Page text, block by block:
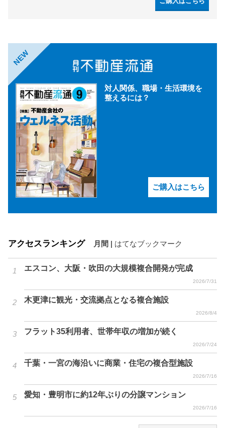
NEW
対人関係、職場・生活環境を
整えるには？
ご購入はこちら
アクセスランキング 月間 はてなブックマーク
エスコン、大阪・吹田の大規模複合開発が完成
2026/7/31
木更津に観光・交流拠点となる複合施設
2026/8/4
フラット35利用者、世帯年収の増加が続く
2026/7/24
千葉・一宮の海沿いに商業・住宅の複合型施設
2026/7/16
愛知・豊明市に約12年ぶりの分譲マンション
2026/7/16